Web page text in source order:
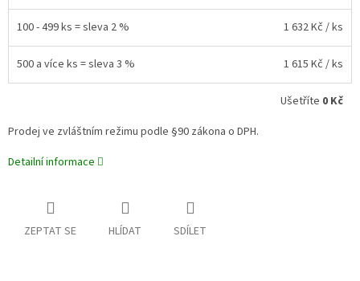
100 - 499 ks = sleva 2 % 1 632 Kč / ks
500 a více ks = sleva 3 % 1 615 Kč / ks
Ušetříte 0 Kč
Prodej ve zvláštním režimu podle §90 zákona o DPH.
Detailní informace
ZEPTAT SE HLÍDAT SDÍLET